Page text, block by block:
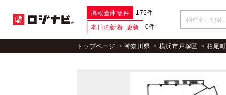
掲載倉庫物件 175件
本日の新着･更新 0件
トップページ 神奈川県 横浜市戸塚区 柏尾